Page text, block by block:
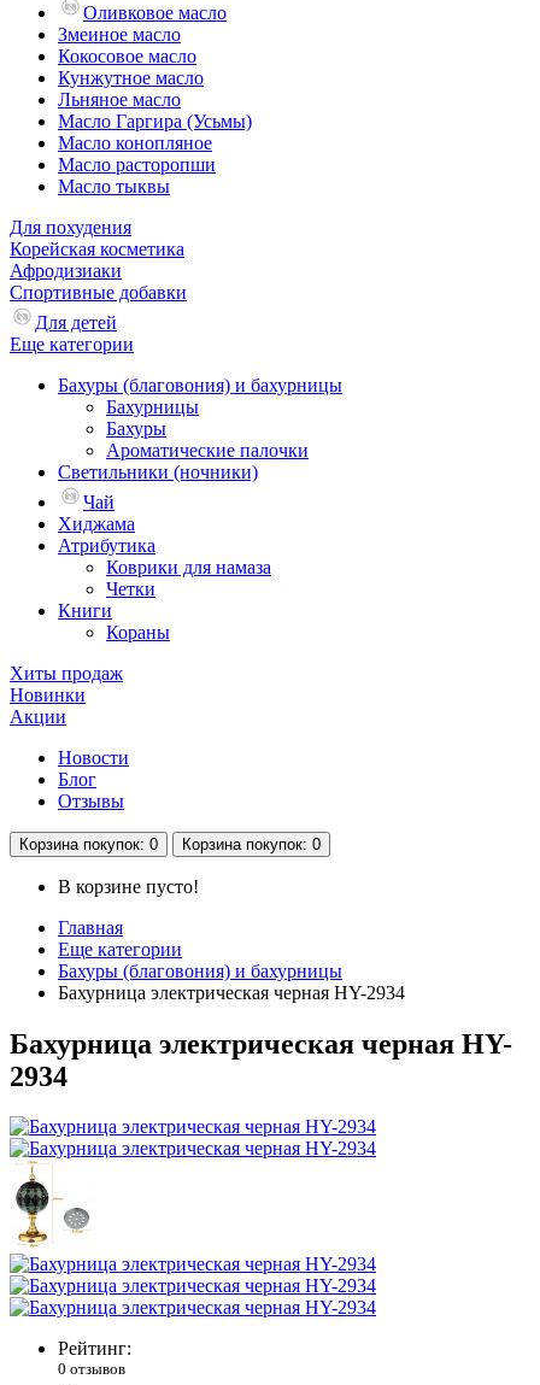
Оливковое масло
Змеиное масло
Кокосовое масло
Кунжутное масло
Льняное масло
Масло Гаргира (Усьмы)
Масло конопляное
Масло расторопши
Масло тыквы
Для похудения
Корейская косметика
Афродизиаки
Спортивные добавки
Для детей
Еще категории
Бахуры (благовония) и бахурницы
Бахурницы
Бахуры
Ароматические палочки
Светильники (ночники)
Чай
Хиджама
Атрибутика
Коврики для намаза
Четки
Книги
Кораны
Хиты продаж
Новинки
Акции
Новости
Блог
Отзывы
Корзина покупок: 0 Корзина покупок: 0
В корзине пусто!
Главная
Еще категории
Бахуры (благовония) и бахурницы
Бахурница электрическая черная HY-2934
Бахурница электрическая черная HY-
2934
Рейтинг:
0 отзывов